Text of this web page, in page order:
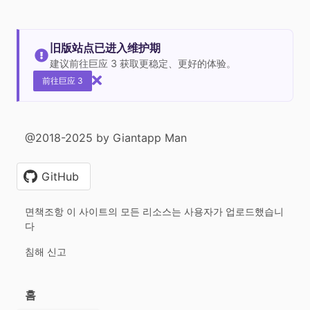
旧版站点已进入维护期
建议前往巨应 3 获取更稳定、更好的体验。
前往巨应 3
@2018-2025 by Giantapp Man
GitHub
면책조항 이 사이트의 모든 리소스는 사용자가 업로드했습니
다
침해 신고
홈